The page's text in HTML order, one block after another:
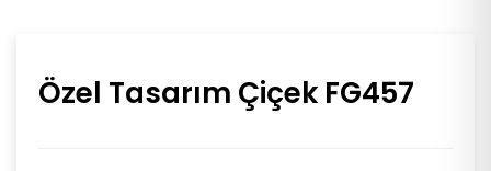
Özel Tasarım Çiçek FG457